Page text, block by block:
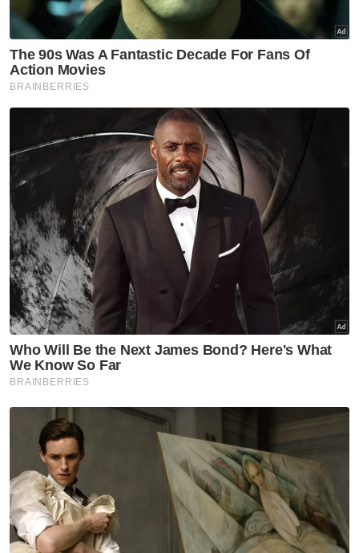
sebagai bahasa kebangsaan, menumpukan
kepada empat bidang utama: Sains,
Teknologi, Kejuruteraan dan Matematik
(STEM), serta memperluas pendidikan
prasekolah.
PDG lahir guru STEM untuk masa depan pendidikan
lestari
[MEJA BULAT] Hala tuju negara aspek penting corak
sistem pendidikan
Industri halal bukan sekadar penuhi keperluan
agama
"Kami juga bakal memperkenalkan kurikulum
baharu dan ia akan melibatkan 50-50
penggunaan bahasa, bermakna 50 peratus
bahasa Melayu dan 50 peratus bahasa
Inggeris. Ini sangat penting untuk
mendedahkan anak-anak kita kepada nilai
dan penggunaan kedua-dua bahasa Melayu
dan Inggeris di peringkat awal,” katanya. -
Bernama